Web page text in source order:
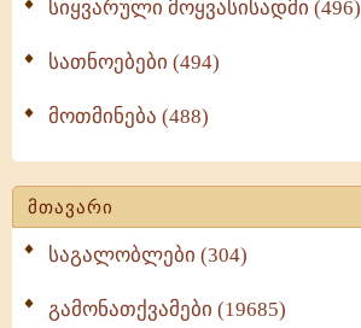
სიყვარული მოყვასისადმი (496)
სათნოებები (494)
მოთმინება (488)
მთავარი
საგალობლები (304)
გამონათქვამები (19685)